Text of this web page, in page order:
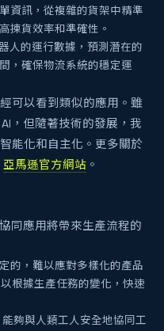
資訊，從複雜的貨架中精準
揀貨效率和準確性。
人的運行數據，預測潛在的
，確保物流系統的穩定運
可以看到類似的應用。雖
，但隨著技術的發展，我
能化和自主化。更多關於
亞馬遜官方網站 。
同應用將帶來生產流程的
的，難以應對多樣化的產品
根據生產任務的變化，快速
夠與人類工人安全地協同工